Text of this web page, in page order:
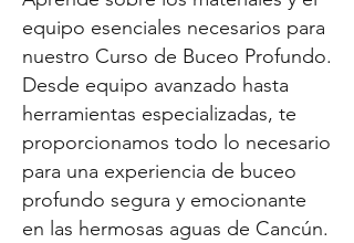
equipo esenciales necesarios para
nuestro Curso de Buceo Profundo.
Desde equipo avanzado hasta
herramientas especializadas, te
proporcionamos todo lo necesario
para una experiencia de buceo
profundo segura y emocionante
en las hermosas aguas de Cancún.